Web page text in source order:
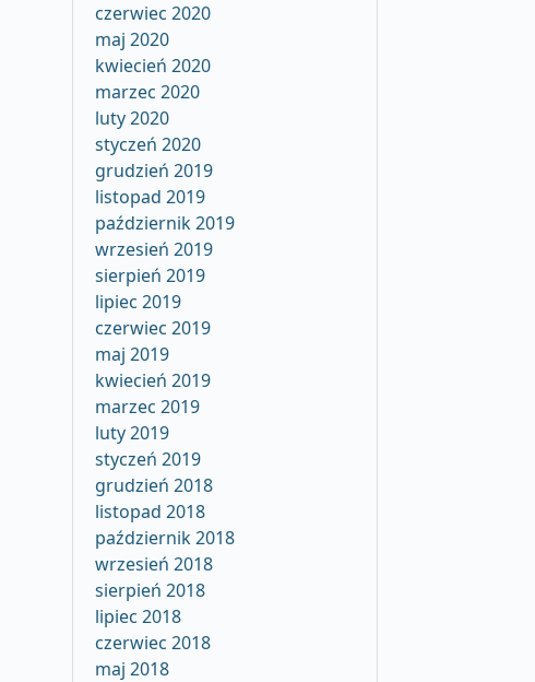
czerwiec 2020
maj 2020
kwiecień 2020
marzec 2020
luty 2020
styczeń 2020
grudzień 2019
listopad 2019
październik 2019
wrzesień 2019
sierpień 2019
lipiec 2019
czerwiec 2019
maj 2019
kwiecień 2019
marzec 2019
luty 2019
styczeń 2019
grudzień 2018
listopad 2018
październik 2018
wrzesień 2018
sierpień 2018
lipiec 2018
czerwiec 2018
maj 2018